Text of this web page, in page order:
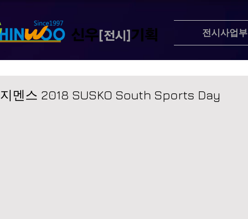
전시사업부
지멘스 2018 SUSKO South Sports Day